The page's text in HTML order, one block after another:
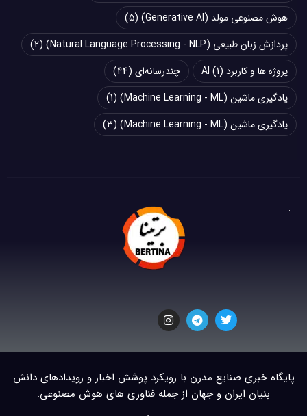
هوش مصنوعی مولد (Generative AI)
(5)
پردازش زبان طبیعی (Natural Language Processing - NLP)
(2)
پروژه ها و کاربرد AI (1) چند‌‌رسانه‌ای (44)
یادگیری ماشین (Machine Learning - ML)
(1)
یادگیری ماشین (Machine Learning - ML)
(3)
پایگاه خبری صنایع مدرن با رویکرد پوشش اخبار و رویدادهای دانش
بنیان ایران و جهان از جمله فناوری های هوش مصنوعی.